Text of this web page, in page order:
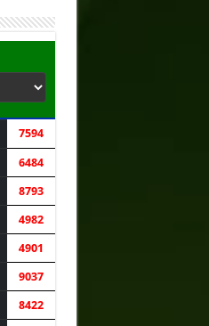
7594
6484
8793
4982
4901
9037
8422